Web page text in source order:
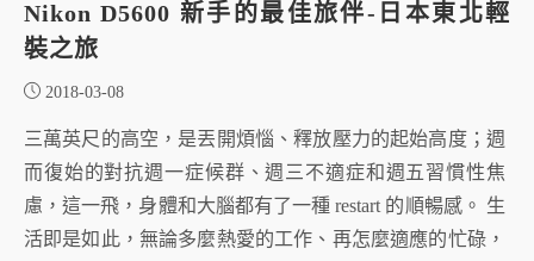
Nikon D5600 新手的最佳旅伴-日本東北輕
裝之旅
2018-03-08
三萬英尺的高空，是丟開煩惱、釋放壓力的起始高度；週
而復始的對抗週一症候群、週三不適症和週五習慣性焦
慮，這一飛，身體和大腦都有了一種 restart 的順暢感。 生
活即是如此，無論多麼熱愛的工作、再怎麼適應的忙碌，